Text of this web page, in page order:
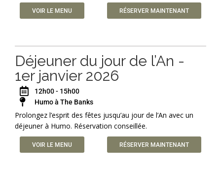
VOIR LE MENU RÉSERVER MAINTENANT
Déjeuner du jour de l’An -
1er janvier 2026
12h00 - 15h00
Humo à The Banks
Prolongez l’esprit des fêtes jusqu’au jour de l’An avec un
déjeuner à Humo. Réservation conseillée.
VOIR LE MENU RÉSERVER MAINTENANT